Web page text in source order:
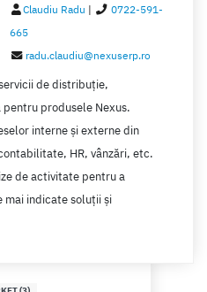
Claudiu Radu |
0722-591-
665
radu.claudiu@nexuserp.ro
de distribuție,
produsele Nexus.
interne și externe din
HR, vânzări, etc.
de activitate pentru a
indicate soluții și